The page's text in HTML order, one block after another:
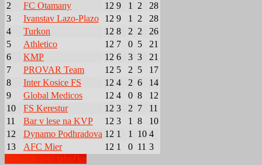
2
FC Otamany 12 9 1 2
28
3
Ivanstav Lazo-Plazo 12 9 1 2
28
4
Turkon 12 8 2 2
26
5
Athletico 12 7 0 5
21
6
KMP 12 6 3 3
21
7
PROVAR Team 12 5 2 5
17
8
Inter Kosice FS 12 4 2 6
14
9
Global Medicos 12 4 0 8
12
10
FS Kerestur 12 3 2 7
11
11
Bar v lese na KVP 12 3 1 8
10
12
Dynamo Podhradova 12 1 1 10 4
13
AFC Mier 12 1 0 11 3
Zobraziť celú tabuľku